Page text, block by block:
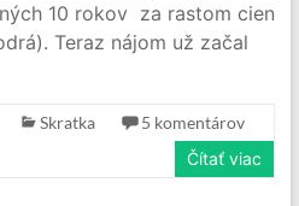
10 rokov za rastom cien
Teraz nájom už začal
Skratka
5 komentárov
Čítať viac